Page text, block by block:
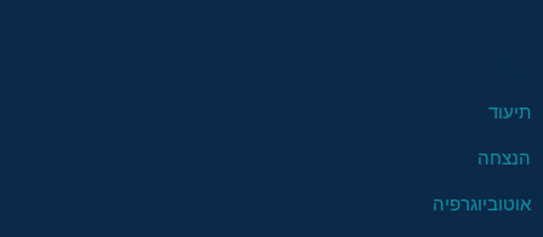
תיעוד
הנצחה
אוטוביוגרפיה